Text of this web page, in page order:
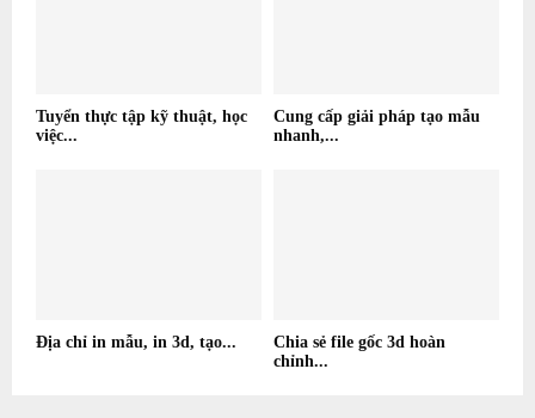
Tuyển thực tập kỹ thuật, học
việc...
Cung cấp giải pháp tạo mẫu
nhanh,...
Địa chỉ in mẫu, in 3d, tạo...
Chia sẻ file gốc 3d hoàn
chỉnh...